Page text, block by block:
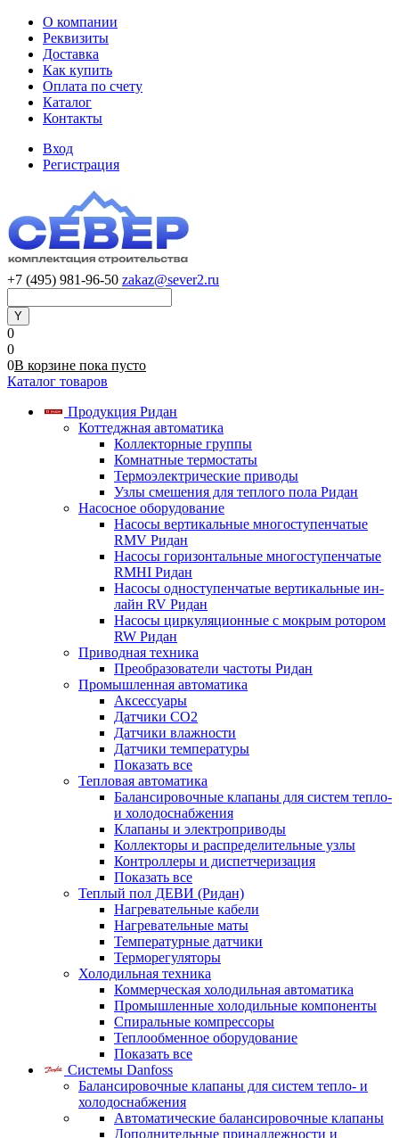
О компании
Реквизиты
Доставка
Как купить
Оплата по счету
Каталог
Контакты
Вход
Регистрация
+7 (495) 981-96-50 zakaz@sever2.ru
0
0
0В корзине пока пусто
Каталог товаров
Продукция Ридан
Коттеджная автоматика
Коллекторные группы
Комнатные термостаты
Термоэлектрические приводы
Узлы смешения для теплого пола Ридан
Насосное оборудование
Насосы вертикальные многоступенчатые
RMV Ридан
Насосы горизонтальные многоступенчатые
RMHI Ридан
Насосы одноступенчатые вертикальные ин-
лайн RV Ридан
Насосы циркуляционные с мокрым ротором
RW Ридан
Приводная техника
Преобразователи частоты Ридан
Промышленная автоматика
Аксессуары
Датчики CO2
Датчики влажности
Датчики температуры
Показать все
Тепловая автоматика
Балансировочные клапаны для систем тепло-
и холодоснабжения
Клапаны и электроприводы
Коллекторы и распределительные узлы
Контроллеры и диспетчеризация
Показать все
Теплый пол ДЕВИ (Ридан)
Нагревательные кабели
Нагревательные маты
Температурные датчики
Терморегуляторы
Холодильная техника
Коммерческая холодильная автоматика
Промышленные холодильные компоненты
Спиральные компрессоры
Теплообменное оборудование
Показать все
Системы Danfoss
Балансировочные клапаны для систем тепло- и
холодоснабжения
Автоматические балансировочные клапаны
Дополнительные принадлежности и